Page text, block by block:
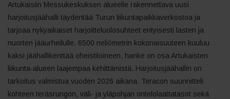
Artukaisiin Messukeskuksen alueelle rakennettava uusi
harjoitusjäähalli täydentää Turun liikuntapaikkaverkostoa ja
tarjoaa nykyaikaiset harjoitteluolosuhteet erityisesti lasten ja
nuorten jääurheilulle. 6500 neliömetrin kokonaisuuteen kuuluu
kaksi jäähallikenttää oheistiloineen, hanke on osa Artukaisten
liikunta-alueen laajempaa kehittämistä. Harjoitusjäähallin on
tarkoitus valmistua vuoden 2026 aikana. Teracon suunnitteli
kohteen teräsrungon, väli- ja yläpohjan ontelolaattatasot sekä